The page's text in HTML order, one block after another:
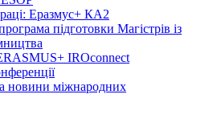
Еразмус+ КА2
підготовки Магістрів із
IROconnect
новини міжнародних